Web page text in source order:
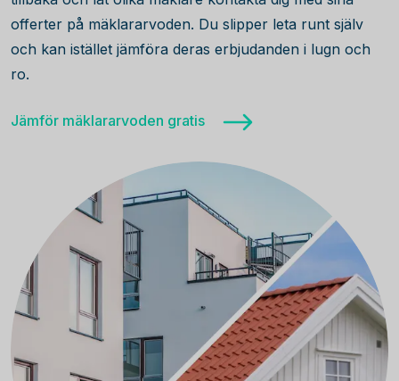
offerter på mäklararvoden. Du slipper leta runt själv
och kan istället jämföra deras erbjudanden i lugn och
ro.
Jämför mäklararvoden gratis